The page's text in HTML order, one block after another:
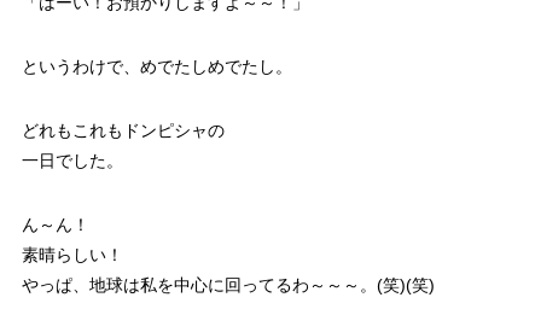
というわけで、めでたしめでたし。
どれもこれもドンピシャの
一日でした。
ん～ん！
素晴らしい！
やっぱ、地球は私を中心に回ってるわ～～～。(笑)(笑)